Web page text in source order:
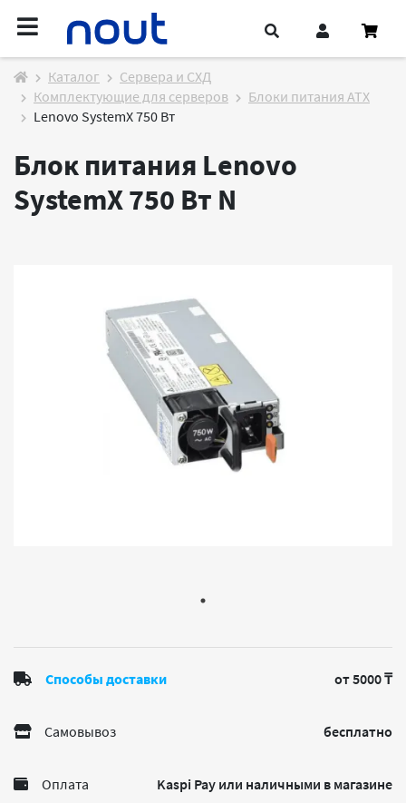
Каталог
Cервера и СХД
Комплектующие для серверов
Блоки питания ATX
Lenovo SystemX 750 Вт
Блок питания Lenovo
SystemX 750 Вт N
Способы доставки от 5000 ₸
Самовывоз бесплатно
Оплата Kaspi Pay или наличными в магазине